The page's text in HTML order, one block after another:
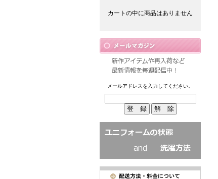
カートの中に商品はありません
メールアドレスを入力してください。